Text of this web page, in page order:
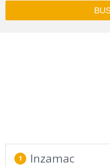
1 Inzamac